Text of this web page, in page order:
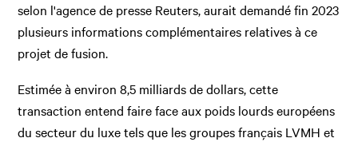
selon l'agence de presse Reuters, aurait demandé fin 2023
plusieurs informations complémentaires relatives à ce
projet de fusion.
Estimée à environ 8,5 milliards de dollars, cette
transaction entend faire face aux poids lourds européens
du secteur du luxe tels que les groupes français LVMH et